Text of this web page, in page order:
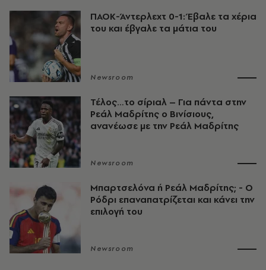
ΠΑΟΚ-Άντερλεχτ 0-1: Έβαλε τα χέρια
του και έβγαλε τα μάτια του
Newsroom
Τέλος…το σίριαλ – Για πάντα στην
Ρεάλ Μαδρίτης ο Βινίσιους,
ανανέωσε με την Ρεάλ Μαδρίτης
Newsroom
Μπαρτσελόνα ή Ρεάλ Μαδρίτης; - Ο
Ρόδρι επαναπατρίζεται και κάνει την
επιλογή του
Newsroom